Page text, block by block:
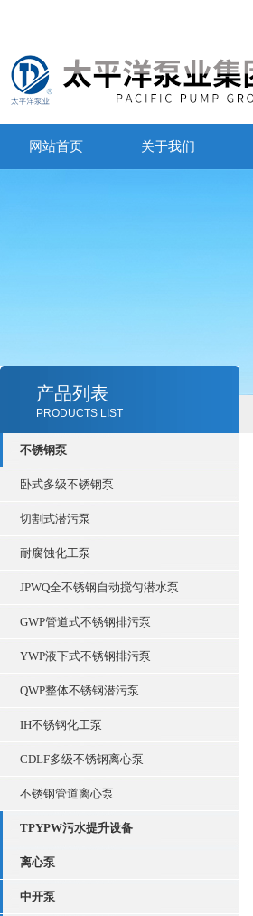
网站首页 关于我们
产品列表
PRODUCTS LIST
不锈钢泵
卧式多级不锈钢泵
切割式潜污泵
耐腐蚀化工泵
JPWQ全不锈钢自动搅匀潜水泵
GWP管道式不锈钢排污泵
YWP液下式不锈钢排污泵
QWP整体不锈钢潜污泵
IH不锈钢化工泵
CDLF多级不锈钢离心泵
不锈钢管道离心泵
TPYPW污水提升设备
离心泵
中开泵